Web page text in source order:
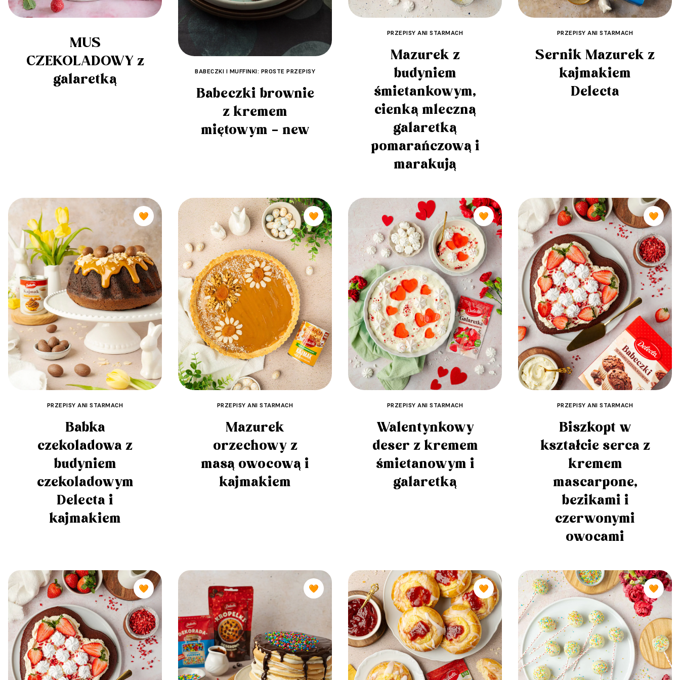
MUS
CZEKOLADOWY z
galaretką
BABECZKI I MUFFINKI: PROSTE PRZEPISY
Babeczki brownie
z kremem
miętowym – new
PRZEPISY ANI STARMACH
Mazurek z
budyniem
śmietankowym,
cienką mleczną
galaretką
pomarańczową i
marakują
PRZEPISY ANI STARMACH
Sernik Mazurek z
kajmakiem
Delecta
🧡
PRZEPISY ANI STARMACH
Babka
czekoladowa z
budyniem
czekoladowym
Delecta i
kajmakiem
🧡
PRZEPISY ANI STARMACH
Mazurek
orzechowy z
masą owocową i
kajmakiem
🧡
PRZEPISY ANI STARMACH
Walentynkowy
deser z kremem
śmietanowym i
galaretką
🧡
PRZEPISY ANI STARMACH
Biszkopt w
kształcie serca z
kremem
mascarpone,
bezikami i
czerwonymi
owocami
🧡 🧡 🧡 🧡